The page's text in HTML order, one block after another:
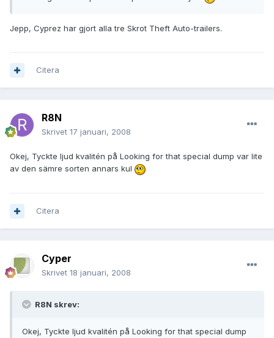
Jepp, Cyprez har gjort alla tre Skrot Theft Auto-trailers.
Citera
R8N
Skrivet 17 januari, 2008
Okej, Tyckte ljud kvalitén på Looking for that special dump var lite
av den sämre sorten annars kul
Citera
Cyper
Skrivet 18 januari, 2008
R8N skrev:
Okej, Tyckte ljud kvalitén på Looking for that special dump